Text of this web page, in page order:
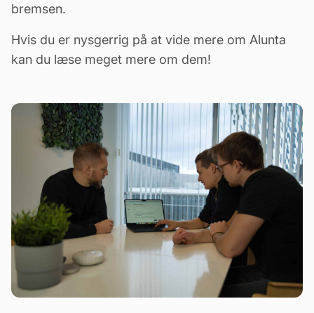
bremsen.
Hvis du er nysgerrig på at vide mere om Alunta
kan du læse meget mere om dem!